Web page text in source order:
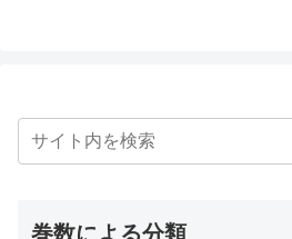
巻数による分類